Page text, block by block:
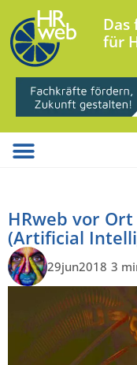
Das
für
HRweb vor
(Artificial
29jun2018 3